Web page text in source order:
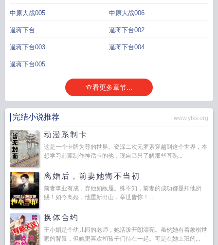
中原大战005 中原大战006
逼蒋下台 逼蒋下台002
逼蒋下台003 逼蒋下台004
逼蒋下台005
查看更多章节...
完结小说推荐 www.ytxs.org
动漫系制卡
这是一个卡牌为尊的世界。资深二次元罗素穿越到这个世界，本
想学习前辈制作神话卡的他，现自己只了解那些耳熟...
离婚后，前妻她悔不当初
前妻事业有成，弃他如敝履。殊不知，前妻的成功都是拜他所
赐！如今离婚，他重新出山，举世皆惊！...
换体合约
王小娟是个幼儿园的老师，她活泼开朗漂亮。虽然她有着象棋世
家的背景，但她更喜欢和孩子们待在一起。可是在她上班的...